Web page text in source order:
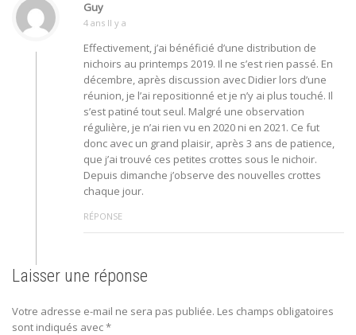
Guy
4 ans Il y a
Effectivement, j’ai bénéficié d’une distribution de
nichoirs au printemps 2019. Il ne s’est rien passé. En
décembre, après discussion avec Didier lors d’une
réunion, je l’ai repositionné et je n’y ai plus touché. Il
s’est patiné tout seul. Malgré une observation
régulière, je n’ai rien vu en 2020 ni en 2021. Ce fut
donc avec un grand plaisir, après 3 ans de patience,
que j’ai trouvé ces petites crottes sous le nichoir.
Depuis dimanche j’observe des nouvelles crottes
chaque jour.
RÉPONSE
Laisser une réponse
Votre adresse e-mail ne sera pas publiée. Les champs obligatoires
sont indiqués avec*